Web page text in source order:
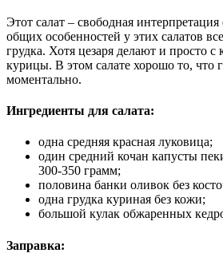
Этот салат – свободная
общих особенностей у этих салатов
грудка. Хотя цезаря делают и просто с
курицы. В этом салате хорошо то, что
моментально.
Ингредиенты для салата:
одна средняя красная луковица;
один средний кочан капусты
300-350 грамм;
половина банки оливок без
одна грудка куриная без кожи;
большой кулак обжаренных
Заправка: